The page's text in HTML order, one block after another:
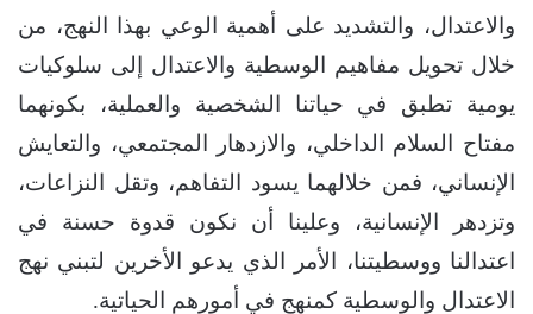
والاعتدال، والتشديد على أهمية الوعي بهذا النهج، من
خلال تحويل مفاهيم الوسطية والاعتدال إلى سلوكيات
يومية تطبق في حياتنا الشخصية والعملية، بكونهما
مفتاح السلام الداخلي، والازدهار المجتمعي، والتعايش
الإنساني، فمن خلالهما يسود التفاهم، وتقل النزاعات،
وتزدهر الإنسانية، وعلينا أن نكون قدوة حسنة في
اعتدالنا ووسطيتنا، الأمر الذي يدعو الأخرين لتبني نهج
الاعتدال والوسطية كمنهج في أمورهم الحياتية.